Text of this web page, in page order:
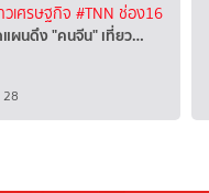
วเศรษฐกิจ #TNN ช่อง16
แผนดึง "คนจีน" เที่ยว…
28